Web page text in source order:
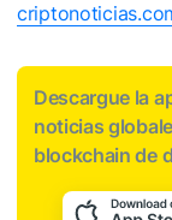
Descargue la
noticias
blockchain de